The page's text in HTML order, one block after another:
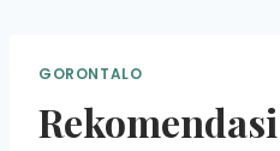
GORONTALO